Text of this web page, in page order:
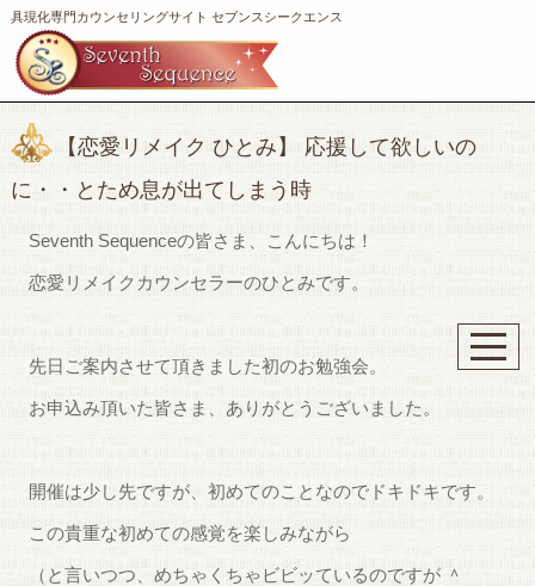
具現化専門カウンセリングサイト セブンスシークエンス
【恋愛リメイク ひとみ】 応援して欲しいの
に・・とため息が出てしまう時
Seventh Sequenceの皆さま、こんにちは！
恋愛リメイクカウンセラーのひとみです。
先日ご案内させて頂きました初のお勉強会。
お申込み頂いた皆さま、ありがとうございました。
開催は少し先ですが、初めてのことなのでドキドキです。
この貴重な初めての感覚を楽しみながら
（と言いつつ、めちゃくちゃビビッているのですが ＾